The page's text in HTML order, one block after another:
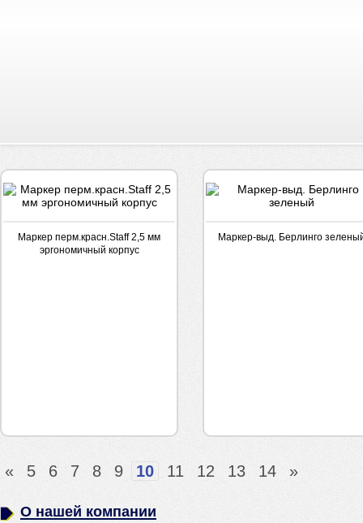
Маркер перм.красн.Staff 2,5 мм
эргономичный корпус
Маркер-выд. Берлинго
« 5 6 7 8 9 10 11 12 13 14 »
О нашей компании